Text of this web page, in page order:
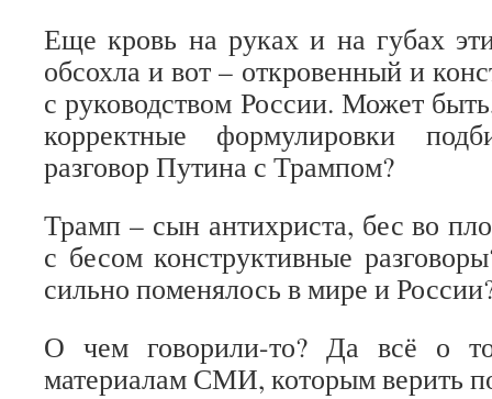
Еще кровь на руках и на губах
обсохла и вот – откровенный и
с руководством России. Может
корректные формулировки
разговор Путина с Трампом?
Трамп – сын антихриста, бес во
с бесом конструктивные
сильно поменялось в мире и
О чем говорили-то? Да всё о
материалам СМИ, которым верить